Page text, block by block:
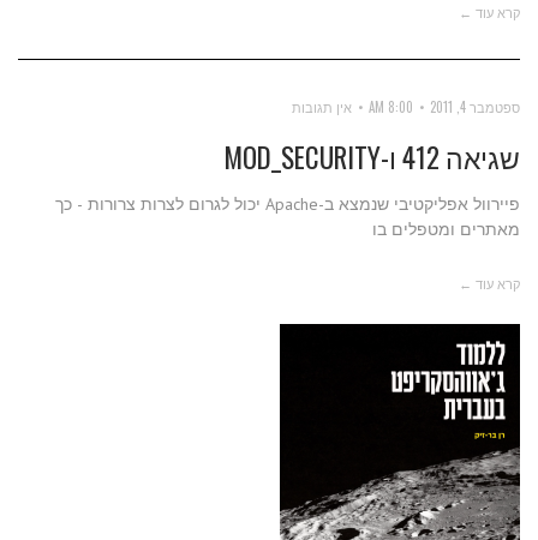
קרא עוד ←
ספטמבר 4, 2011 8:00 AM אין תגובות
שגיאה 412 ו-MOD_SECURITY
פיירוול אפליקטיבי שנמצא ב-Apache יכול לגרום לצרות צרורות - כך
מאתרים ומטפלים בו
קרא עוד ←